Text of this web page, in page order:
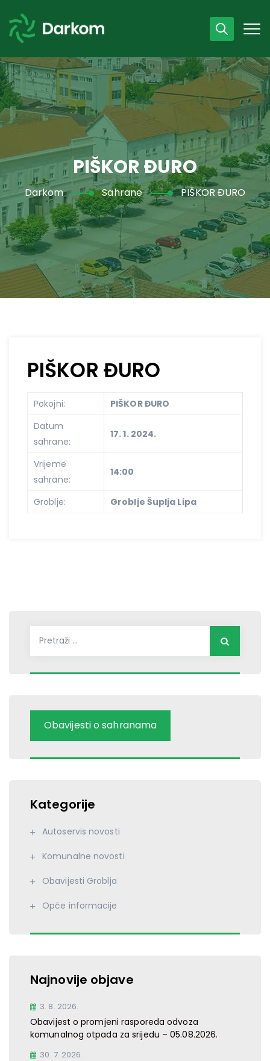
Radno vrijeme
07 - 15 h
043 /440 750
PIŠKOR ĐURO
Darkom Sahrane PIŠKOR ĐURO
PIŠKOR ĐURO
Pokojni:
PIŠKOR ĐURO
Datum
sahrane:
17. 1. 2024.
Vrijeme
sahrane:
14:00
Groblje: Groblje Šuplja Lipa
Obavijesti o sahranama
Kategorije
Autoservis novosti
Komunalne novosti
Obavijesti Groblja
Opće informacije
Najnovije objave
3. 8. 2026.
Obavijest o promjeni rasporeda odvoza
komunalnog otpada za srijedu – 05.08.2026.
30. 7. 2026.